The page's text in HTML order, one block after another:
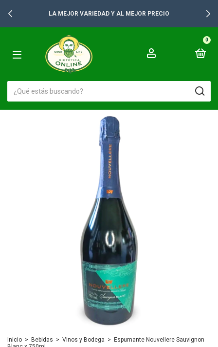
LA MEJOR VARIEDAD Y AL MEJOR PRECIO
0
Inicio > Bebidas > Vinos y Bodega >
Espumante Nouvellere Sauvignon